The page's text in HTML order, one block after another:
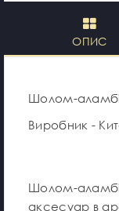
ОПИС
Шолом-
Виробник -
Шолом-
аксесуар в